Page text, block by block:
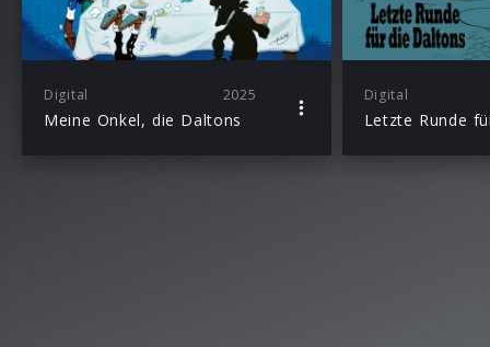
Digital 2025
Meine Onkel, die Daltons
Digital